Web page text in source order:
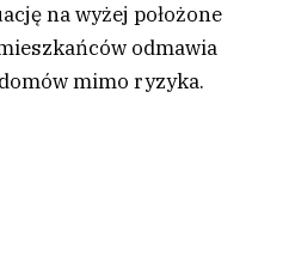
na wyżej położone
odmawia
mimo ryzyka.